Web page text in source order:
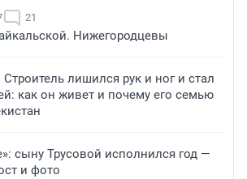
21
Нижегородцевы
лишился рук и ног и стал
как он живет и почему его семью
сыну Трусовой исполнился год —
и фото